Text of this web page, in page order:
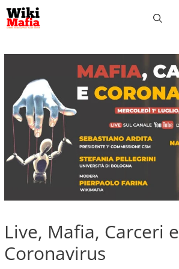
Vai
al
Live, Mafia, Carceri e
Coronavirus